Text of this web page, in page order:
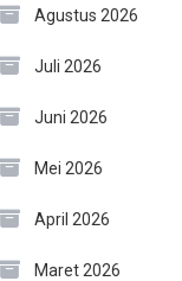
Agustus 2026
Juli 2026
Juni 2026
Mei 2026
April 2026
Maret 2026